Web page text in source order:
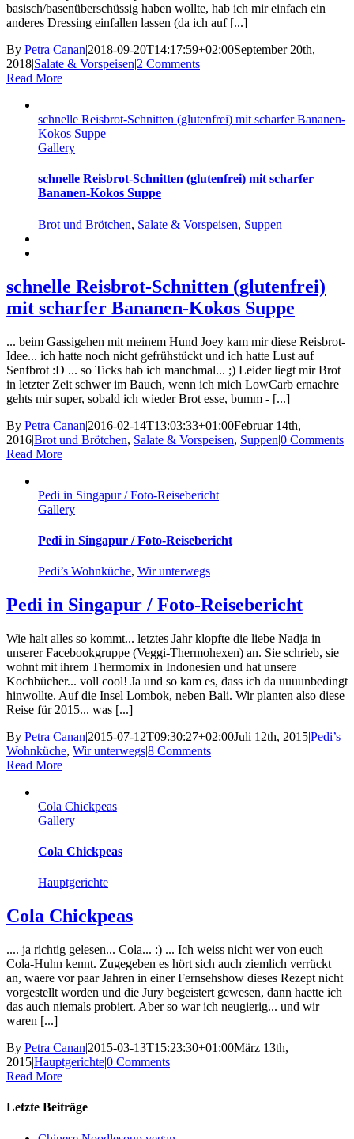
basisch/basenüberschüssig haben wollte, hab ich mir einfach ein
anderes Dressing einfallen lassen (da ich auf [...]
By Petra Canan|2018-09-20T14:17:59+02:00September 20th,
2018|Salate & Vorspeisen|2 Comments
Read More
schnelle Reisbrot-Schnitten (glutenfrei) mit scharfer Bananen-
Kokos Suppe
Gallery
schnelle Reisbrot-Schnitten (glutenfrei) mit scharfer
Bananen-Kokos Suppe
Brot und Brötchen, Salate & Vorspeisen, Suppen
schnelle Reisbrot-Schnitten (glutenfrei)
mit scharfer Bananen-Kokos Suppe
... beim Gassigehen mit meinem Hund Joey kam mir diese Reisbrot-
Idee... ich hatte noch nicht gefrühstückt und ich hatte Lust auf
Senfbrot :D ... so Ticks hab ich manchmal... ;) Leider liegt mir Brot
in letzter Zeit schwer im Bauch, wenn ich mich LowCarb ernaehre
gehts mir super, sobald ich wieder Brot esse, bumm - [...]
By Petra Canan|2016-02-14T13:03:33+01:00Februar 14th,
2016|Brot und Brötchen, Salate & Vorspeisen, Suppen|0 Comments
Read More
Pedi in Singapur / Foto-Reisebericht
Gallery
Pedi in Singapur / Foto-Reisebericht
Pedi’s Wohnküche, Wir unterwegs
Pedi in Singapur / Foto-Reisebericht
Wie halt alles so kommt... letztes Jahr klopfte die liebe Nadja in
unserer Facebookgruppe (Veggi-Thermohexen) an. Sie schrieb, sie
wohnt mit ihrem Thermomix in Indonesien und hat unsere
Kochbücher... voll cool! Ja und so kam es, dass ich da uuuunbedingt
hinwollte. Auf die Insel Lombok, neben Bali. Wir planten also diese
Reise für 2015... was [...]
By Petra Canan|2015-07-12T09:30:27+02:00Juli 12th, 2015|Pedi’s
Wohnküche, Wir unterwegs|8 Comments
Read More
Cola Chickpeas
Gallery
Cola Chickpeas
Hauptgerichte
Cola Chickpeas
.... ja richtig gelesen... Cola... :) ... Ich weiss nicht wer von euch
Cola-Huhn kennt. Zugegeben es hört sich auch ziemlich verrückt
an, waere vor paar Jahren in einer Fernsehshow dieses Rezept nicht
vorgestellt worden und die Jury begeistert gewesen, dann haette ich
das auch niemals probiert. Aber so war ich neugierig... und wir
waren [...]
By Petra Canan|2015-03-13T15:23:30+01:00März 13th,
2015|Hauptgerichte|0 Comments
Read More
Letzte Beiträge